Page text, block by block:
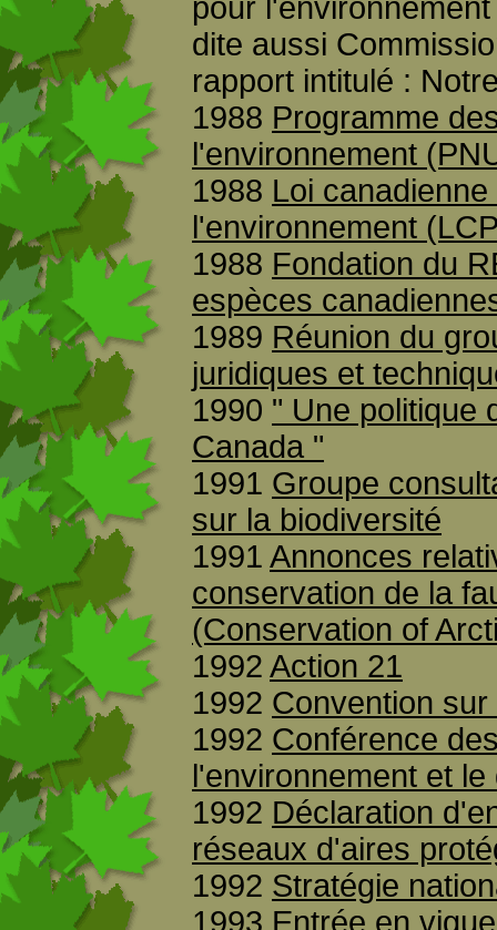
pour
dite aussi
rapport intitulé :
1988 Programme
l'environnement
1988 Loi
l'environnement
1988 Fondation du
espèces
1989 Réunion du
juridiques et
1990 " Une politique
Canada "
1991 Groupe
sur la biodiversité
1991 Annonces
conservation de la
(Conservation of
1992 Action 21
1992 Convention
1992 Conférence
l'environnement et
1992 Déclaration
réseaux d'aires
1992 Stratégie
1993 Entrée en